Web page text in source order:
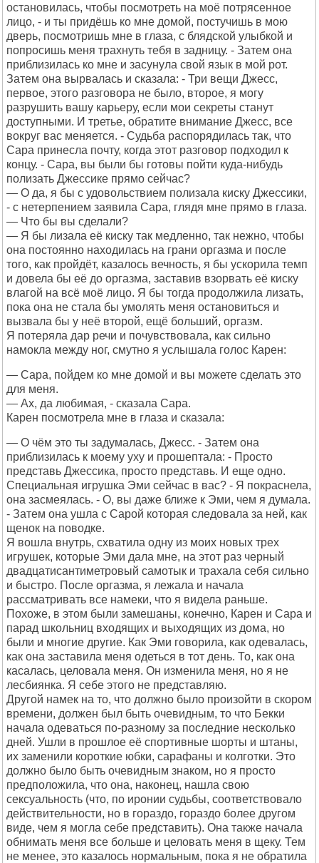
остановилась, чтобы посмотреть на моё потрясенное
лицо, - и ты придёшь ко мне домой, постучишь в мою
дверь, посмотришь мне в глаза, с блядской улыбкой и
попросишь меня трахнуть тебя в задницу. - Затем она
приблизилась ко мне и засунула свой язык в мой рот.
Затем она вырвалась и сказала: - Три вещи Джесс,
первое, этого разговора не было, второе, я могу
разрушить вашу карьеру, если мои секреты станут
доступными. И третье, обратите внимание Джесс, все
вокруг вас меняется. - Судьба распорядилась так, что
Сара принесла почту, когда этот разговор подходил к
концу. - Сара, вы были бы готовы пойти куда-нибудь
полизать Джессике прямо сейчас?
— О да, я бы с удовольствием полизала киску Джессики,
- с нетерпением заявила Сара, глядя мне прямо в глаза.
— Что бы вы сделали?
— Я бы лизала её киску так медленно, так нежно, чтобы
она постоянно находилась на грани оргазма и после
того, как пройдёт, казалось вечность, я бы ускорила темп
и довела бы её до оргазма, заставив взорвать её киску
влагой на всё моё лицо. Я бы тогда продолжила лизать,
пока она не стала бы умолять меня остановиться и
вызвала бы у неё второй, ещё больший, оргазм.
Я потеряла дар речи и почувствовала, как сильно
намокла между ног, смутно я услышала голос Карен:
— Сара, пойдем ко мне домой и вы можете сделать это
для меня.
— Ах, да любимая, - сказала Сара.
Карен посмотрела мне в глаза и сказала:
— О чём это ты задумалась, Джесс. - Затем она
приблизилась к моему уху и прошептала: - Просто
представь Джессика, просто представь. И еще одно.
Специальная игрушка Эми сейчас в вас? - Я покраснела,
она засмеялась. - О, вы даже ближе к Эми, чем я думала.
- Затем она ушла с Сарой которая следовала за ней, как
щенок на поводке.
Я вошла внутрь, схватила одну из моих новых трех
игрушек, которые Эми дала мне, на этот раз черный
двадцатисантиметровый самотык и трахала себя сильно
и быстро. После оргазма, я лежала и начала
рассматривать все намеки, что я видела раньше.
Похоже, в этом были замешаны, конечно, Карен и Сара и
парад школьниц входящих и выходящих из дома, но
были и многие другие. Как Эми говорила, как одевалась,
как она заставила меня одеться в тот день. То, как она
касалась, целовала меня. Он изменила меня, но я не
лесбиянка. Я себе этого не представляю.
Другой намек на то, что должно было произойти в скором
времени, должен был быть очевидным, то что Бекки
начала одеваться по-разному за последние несколько
дней. Ушли в прошлое её спортивные шорты и штаны,
их заменили короткие юбки, сарафаны и колготки. Это
должно было быть очевидным знаком, но я просто
предположила, что она, наконец, нашла свою
сексуальность (что, по иронии судьбы, соответствовало
действительности, но в гораздо, гораздо более другом
виде, чем я могла себе представить). Она также начала
обнимать меня все больше и целовать меня в щеку. Тем
не менее, это казалось нормальным, пока я не обратила